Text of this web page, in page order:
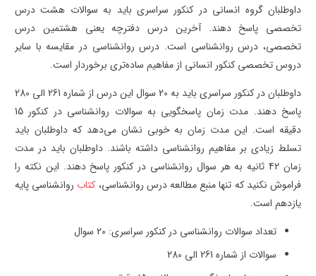
داوطلبان گروه انسانی در کنکور سراسری باید به سوالات هشت درس
تخصصی پاسخ دهند. آخرین درس دفترچه یعنی هشتمین درس
تخصصی، درس روانشناسی است. درس روانشناسی در مقایسه با سایر
دروس تخصصی کنکور انسانی از مفاهیم ساده‌تری برخوردار است.
داوطلبان در کنکور سراسری باید به 20 سوال این درس از شماره 261 الی 280
پاسخ دهند. مدت زمان پاسخگویی به سوالات روانشناسی در کنکور 15
دقیقه است. این مدت زمان به خوبی نشان می‌دهد که داوطلبان باید
تسلط زیادی بر مفاهیم روانشناسی داشته باشند. داوطلبان باید در مدت
زمان 42 ثانیه به هر سوال روانشناسی در کنکور پاسخ دهند. این نکته را
فراموش نکنید که تنها منبع مطالعه درس روانشناسی، کتاب روانشناسی پایه
یازدهم است.
تعداد سوالات روانشناسی در کنکور سراسری: 20 سوال
سوالات از شماره 261 الی 280